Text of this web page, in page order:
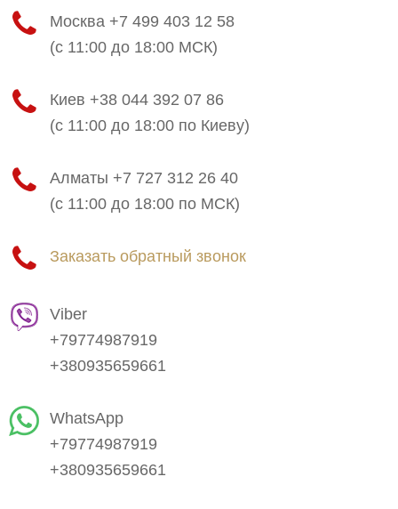
Москва +7 499 403 12 58
(с 11:00 до 18:00 МСК)
Киев +38 044 392 07 86
(с 11:00 до 18:00 по Киеву)
Алматы +7 727 312 26 40
(с 11:00 до 18:00 по МСК)
Заказать обратный звонок
Viber
+79774987919
+380935659661
WhatsApp
+79774987919
+380935659661